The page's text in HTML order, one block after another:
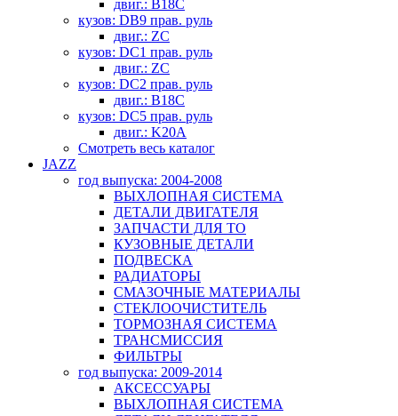
двиг.: B18C
кузов: DB9 прав. руль
двиг.: ZC
кузов: DC1 прав. руль
двиг.: ZC
кузов: DC2 прав. руль
двиг.: B18C
кузов: DC5 прав. руль
двиг.: K20A
Смотреть весь каталог
JAZZ
год выпуска: 2004-2008
ВЫХЛОПНАЯ СИСТЕМА
ДЕТАЛИ ДВИГАТЕЛЯ
ЗАПЧАСТИ ДЛЯ ТО
КУЗОВНЫЕ ДЕТАЛИ
ПОДВЕСКА
РАДИАТОРЫ
СМАЗОЧНЫЕ МАТЕРИАЛЫ
СТЕКЛООЧИСТИТЕЛЬ
ТОРМОЗНАЯ СИСТЕМА
ТРАНСМИССИЯ
ФИЛЬТРЫ
год выпуска: 2009-2014
АКСЕССУАРЫ
ВЫХЛОПНАЯ СИСТЕМА